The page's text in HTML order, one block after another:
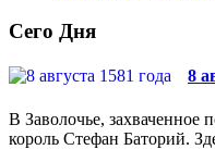
Сего Дня
8
В Заволочье,
король Стефан Баторий.